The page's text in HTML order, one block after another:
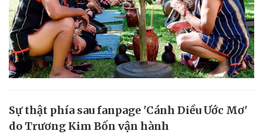
Sự thật phía sau fanpage 'Cánh Diều Ước Mơ'
do Trương Kim Bốn vận hành